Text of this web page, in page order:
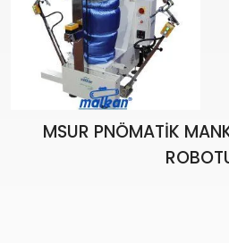
MSUR PNÖMATİK